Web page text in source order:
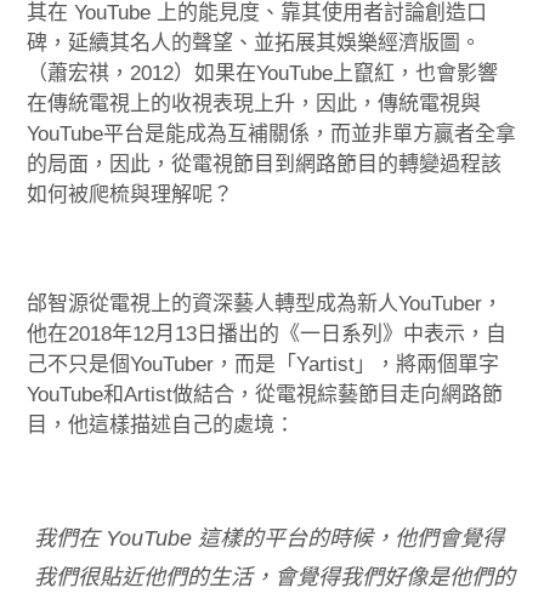
其在 YouTube 上的能見度、靠其使用者討論創造口
碑，延續其名人的聲望、並拓展其娛樂經濟版圖。
（蕭宏祺，2012）如果在YouTube上竄紅，也會影響
在傳統電視上的收視表現上升，因此，傳統電視與
YouTube平台是能成為互補關係，而並非單方贏者全拿
的局面，因此，從電視節目到網路節目的轉變過程該
如何被爬梳與理解呢？
邰智源從電視上的資深藝人轉型成為新人YouTuber，
他在2018年12月13日播出的《一日系列》中表示，自
己不只是個YouTuber，而是「Yartist」，將兩個單字
YouTube和Artist做結合，從電視綜藝節目走向網路節
目，他這樣描述自己的處境：
我們在 YouTube 這樣的平台的時候，他們會覺得
我們很貼近他們的生活，會覺得我們好像是他們的